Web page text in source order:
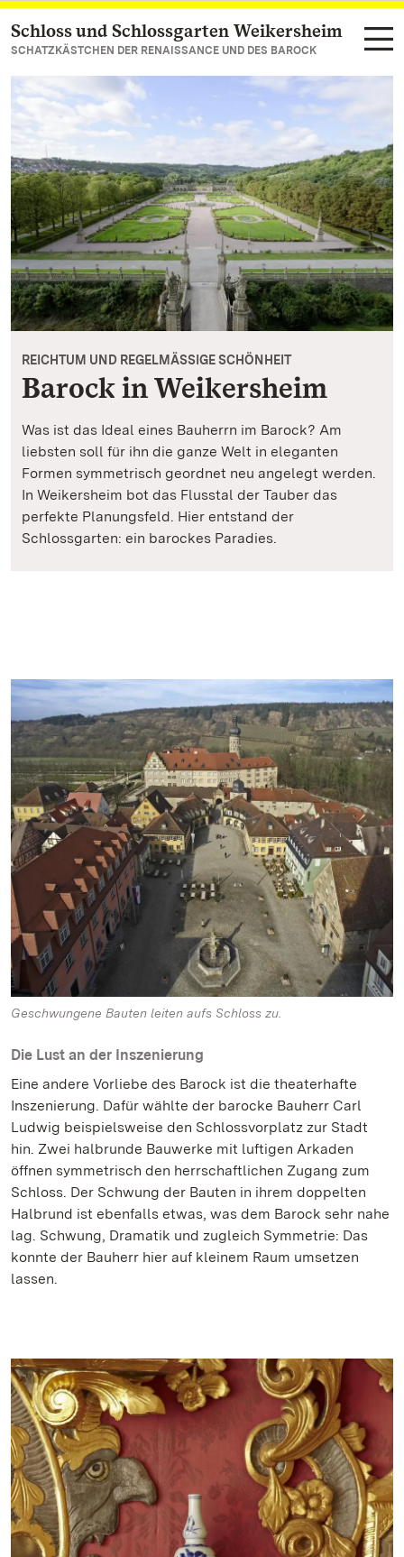
Zum Hauptinhalt springen
Schloss und Schlossgarten Weikersheim
SCHATZKÄSTCHEN DER RENAISSANCE UND DES BAROCK
REICHTUM UND REGELMÄSSIGE SCHÖNHEIT
Barock in Weikersheim
Was ist das Ideal eines Bauherrn im Barock? Am
liebsten soll für ihn die ganze Welt in eleganten
Formen symmetrisch geordnet neu angelegt werden.
In Weikersheim bot das Flusstal der Tauber das
perfekte Planungsfeld. Hier entstand der
Schlossgarten: ein barockes Paradies.
Geschwungene Bauten leiten aufs Schloss zu.
Die Lust an der Inszenierung
Eine andere Vorliebe des Barock ist die theaterhafte
Inszenierung. Dafür wählte der barocke Bauherr Carl
Ludwig beispielsweise den Schlossvorplatz zur Stadt
hin. Zwei halbrunde Bauwerke mit luftigen Arkaden
öffnen symmetrisch den herrschaftlichen Zugang zum
Schloss. Der Schwung der Bauten in ihrem doppelten
Halbrund ist ebenfalls etwas, was dem Barock sehr nahe
lag. Schwung, Dramatik und zugleich Symmetrie: Das
konnte der Bauherr hier auf kleinem Raum umsetzen
lassen.